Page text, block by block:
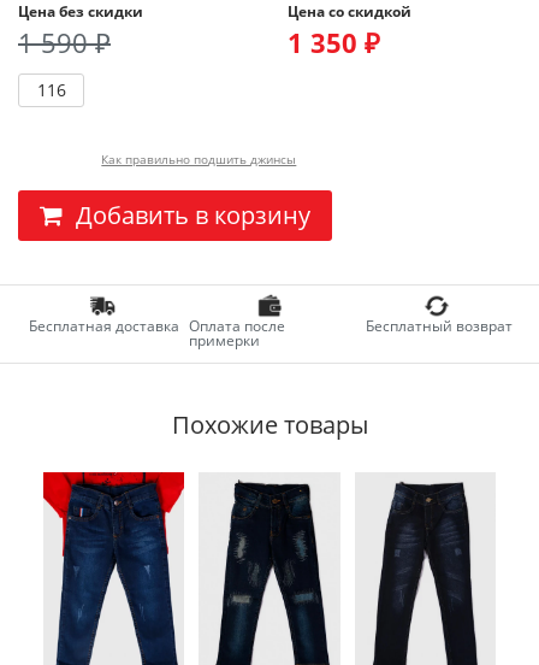
Цена без скидки
1 590 ₽
Цена со скидкой
1 350 ₽
116
Как правильно подшить джинсы
Добавить в корзину
Бесплатная доставка Оплата после
примерки
Бесплатный возврат
Похожие товары